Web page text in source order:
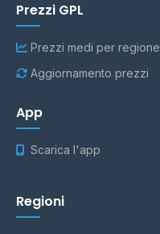
Prezzi GPL
Prezzi medi per regione
Aggiornamento prezzi
App
Scarica l'app
Regioni